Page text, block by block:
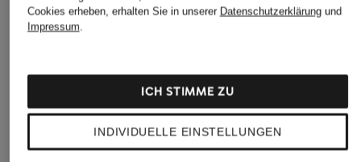
Cookies erheben, erhalten Sie in unserer Datenschutzerklärungund
Impressum.
INDIVIDUELLE EINSTELLUNGEN
ICH STIMME ZU